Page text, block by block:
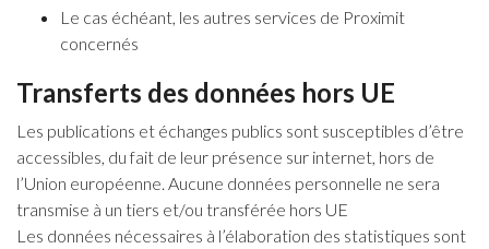
Le cas échéant, les autres services de Proximit
concernés
Transferts des données hors UE
Les publications et échanges publics sont susceptibles d’être
accessibles, du fait de leur présence sur internet, hors de
l’Union européenne. Aucune données personnelle ne sera
transmise à un tiers et/ou transférée hors UE
Les données nécessaires à l’élaboration des statistiques sont